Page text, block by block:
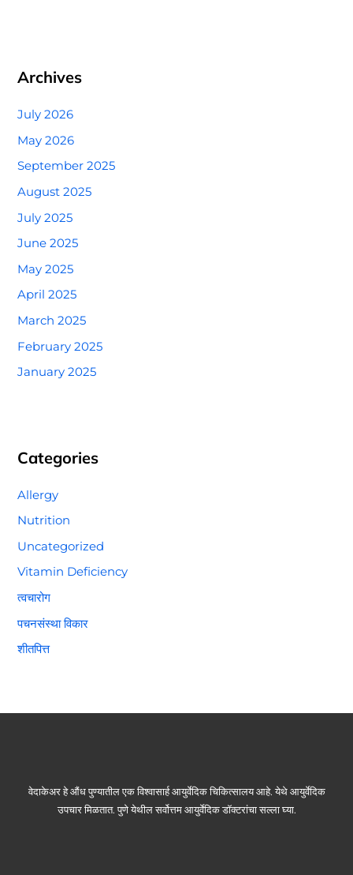
Archives
July 2026
May 2026
September 2025
August 2025
July 2025
June 2025
May 2025
April 2025
March 2025
February 2025
January 2025
Categories
Allergy
Nutrition
Uncategorized
Vitamin Deficiency
त्वचारोग
पचनसंस्था विकार
शीतपित्त
वेदाकेअर हे औंध पुण्यातील एक विश्वासार्ह आयुर्वेदिक चिकित्सालय आहे. येथे आयुर्वेदिक
उपचार मिळतात. पुणे येथील सर्वोत्तम आयुर्वेदिक डॉक्टरांचा सल्ला घ्या.